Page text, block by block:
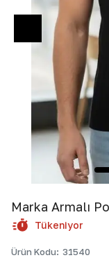
Marka Armalı
Tükeniyor
Ürün Kodu: 31540